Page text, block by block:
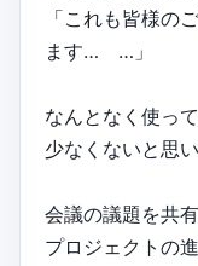
「これも皆様の
ます… …」
なんとなく使っ
少なくないと思い
会議の議題を共有
プロジェクトの